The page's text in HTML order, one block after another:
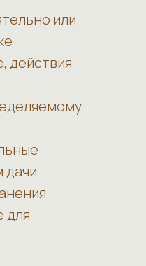
или
действия
дачи
для